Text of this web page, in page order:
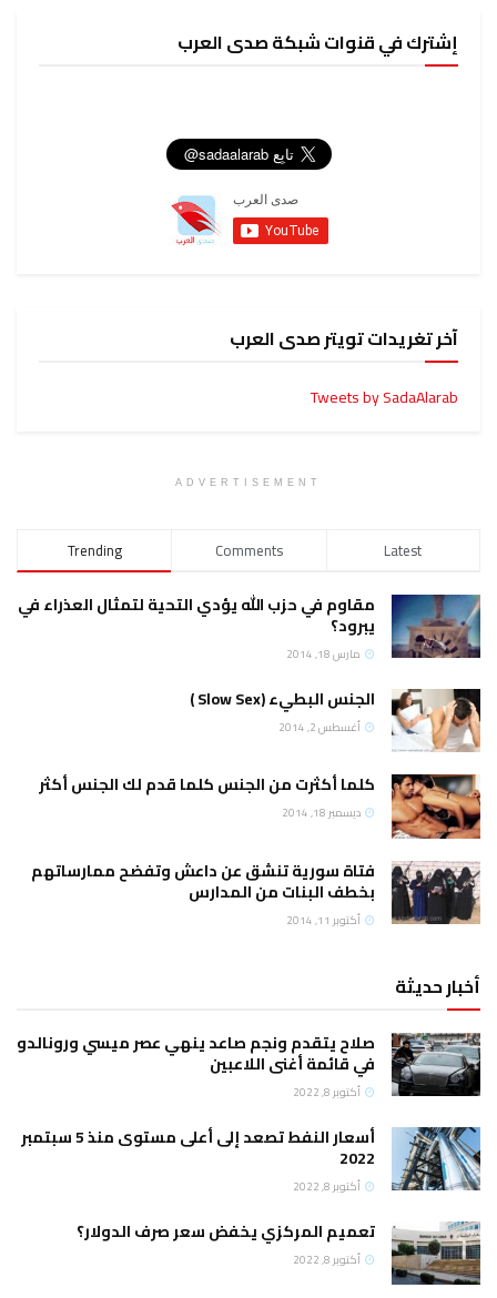
إشترك في قنوات شبكة صدى العرب
آخر تغريدات تويتر صدى العرب
Tweets by SadaAlarab
ADVERTISEMENT
Trending Comments Latest
مقاوم في حزب الله يؤدي التحية لتمثال العذراء في
يبرود؟
مارس 18, 2014
الجنس البطيء (Slow Sex )
أغسطس 2, 2014
كلما أكثرت من الجنس كلما قدم لك الجنس أكثر
ديسمبر 18, 2014
فتاة سورية تنشق عن داعش وتفضح ممارساتهم
بخطف البنات من المدارس
أكتوبر 11, 2014
أخبار حديثة
صلاح يتقدم ونجم صاعد ينهي عصر ميسي ورونالدو
في قائمة أغنى اللاعبين
أكتوبر 8, 2022
أسعار النفط تصعد إلى أعلى مستوى منذ 5 سبتمبر
2022
أكتوبر 8, 2022
تعميم المركزي يخفض سعر صرف الدولار؟
أكتوبر 8, 2022